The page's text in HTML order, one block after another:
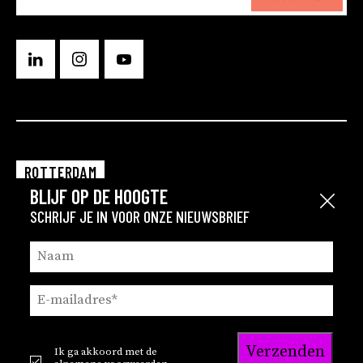
Sluit
BLIJF OP DE HOOGTE
SCHRIJF JE IN VOOR ONZE NIEUWSBRIEF
Ik ga akkoord met de
Verzenden
ROTTERDAM
EINDHOVEN
GRONINGEN
© 2026 Privacy en cookie statement